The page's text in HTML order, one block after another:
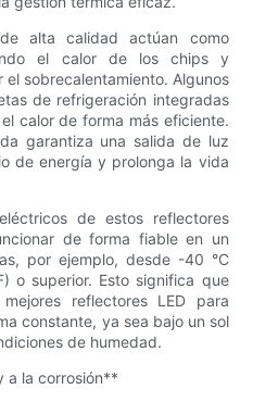
alta calidad actúan como
el calor de los chips y
sobrecalentamiento. Algunos
de refrigeración integradas
calor de forma más eficiente.
garantiza una salida de luz
de energía y prolonga la vida
de estos reflectores
de forma fiable en un
por ejemplo, desde -40 °C
o superior. Esto significa que
reflectores LED para
constante, ya sea bajo un sol
de humedad.
a la corrosión**